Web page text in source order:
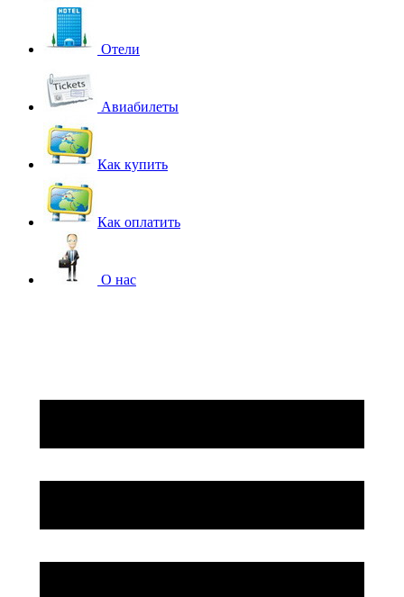
Отели
Авиабилеты
Как купить
Как оплатить
О нас